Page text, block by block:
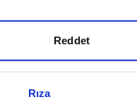
Rıza
Reddet